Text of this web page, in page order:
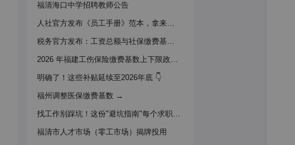
福清海口中学招聘教师公告
人社官方发布《员工手册》范本，拿来改改就能用 →
税务官方发布：工资总额与社保缴费基数口径 →
2026 年福建工伤保险缴费基数上下限政策通知 →
明确了！这些补贴延续至2026年底 👇
福州调整医保缴费基数 →
找工作别踩坑！这份"避坑指南"每个求职者都该看看
福清市人才市场（零工市场）揭牌投用